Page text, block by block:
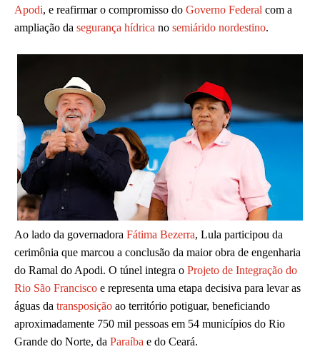
Apodi, e reafirmar o compromisso do Governo Federal com a
ampliação da segurança hídrica no semiárido nordestino.
Ao lado da governadora Fátima Bezerra, Lula participou da
cerimônia que marcou a conclusão da maior obra de engenharia
do Ramal do Apodi. O túnel integra o Projeto de Integração do
Rio São Francisco e representa uma etapa decisiva para levar as
águas da transposição ao território potiguar, beneficiando
aproximadamente 750 mil pessoas em 54 municípios do Rio
Grande do Norte, da Paraíba e do Ceará.